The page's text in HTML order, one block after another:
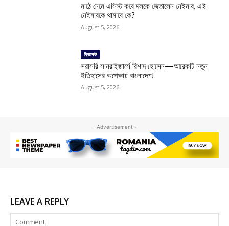
মাঠে নেমে এসিস্ট করে দলকে জেতালেন নেইমার, এই
নেইমারকে থামাবে কে?
August 5, 2026
ক্রিকেট
সরাসরি সানরাইজার্সে রিশাদ হোসেন—আরেকটি নতুন
ইতিহাসের অপেক্ষায় বাংলাদেশ!
August 5, 2026
- Advertisement -
LEAVE A REPLY